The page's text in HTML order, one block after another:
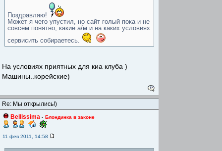
Поздравляю!
Может я чего упустил, но сайт голый пока и не
совсем понятно, какие а/м и на каких условиях
сервисить собираетесь.
На условиях приятных для киа клуба )
Машины..корейские)
Re: Мы открылись!)
Bellissima - Блондинка в законе
11 фев 2011, 14:58